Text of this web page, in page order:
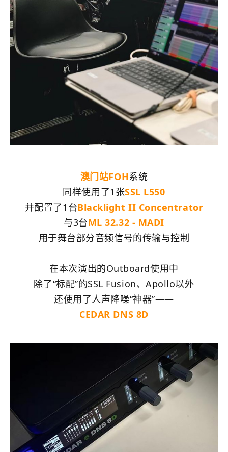
澳门站FOH系统
同样使用了1张SSL L550
并配置了1台Blacklight II Concentrator
与3台ML 32.32 - MADI
用于舞台部分音频信号的传输与控制
在本次演出的Outboard使用中
除了“标配”的SSL Fusion、Apollo以外
还使用了人声降噪“神器”——
CEDAR DNS 8D